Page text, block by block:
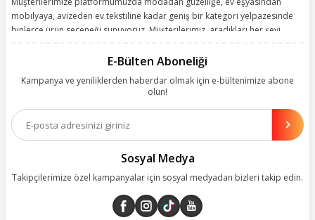
mobilyaya, avizeden ev tekstiline kadar geniş bir kategori yelpazesinde
binlerce ürün seçeneği sunuyoruz. Müşterilerimiz, aradıkları her şeyi
kolay, kusursuz ve keyifli bir alışveriş yolculuğu sunarken deneyiminize
olanakları sunuyoruz. Çalışmalarımızı müşterilerimizin memnuniyetini
esas alarak yürütüyoruz.
E-Bülten Aboneliği
Kampanya ve yeniliklerden haberdar olmak için e-bültenimize abone
olun!
Sosyal Medya
Takipçilerimize özel kampanyalar için sosyal medyadan bizleri takip edin.